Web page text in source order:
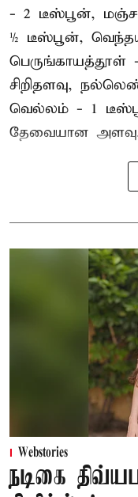
- 2 டீஸ்பூன்,
½ டீஸ்பூன்,
பெருங்காயத்தூள்
சிறிதளவு,
வெல்லம் - 1
தேவையான
Webstories
நடிகை